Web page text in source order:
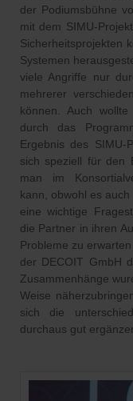
der Podiumsbühne
mit dem SIMU-
Sicherheitsprojekten
Systemen
viele Angriffe nur
mehrerer
können. Auch
durch das
Ergebnis des SIMU-
sich speziell für den
man im
kann, obwohl es
eine wichtige
die Partner in ihren
Probleme zu
der DECOIT GmbH
Zusammenhänge
Weise
sich die
durchaus gut